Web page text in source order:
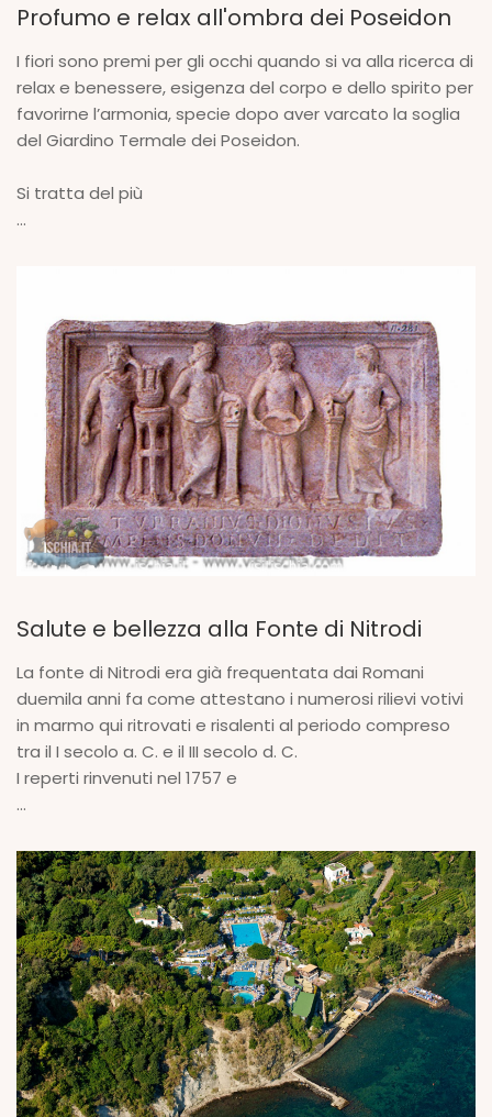
Profumo e relax all'ombra dei Poseidon
I fiori sono premi per gli occhi quando si va alla ricerca di
relax e benessere, esigenza del corpo e dello spirito per
favorirne l’armonia, specie dopo aver varcato la soglia
del Giardino Termale dei Poseidon.
Si tratta del più
...
Salute e bellezza alla Fonte di Nitrodi
La fonte di Nitrodi era già frequentata dai Romani
duemila anni fa come attestano i numerosi rilievi votivi
in marmo qui ritrovati e risalenti al periodo compreso
tra il I secolo a. C. e il III secolo d. C.
I reperti rinvenuti nel 1757 e
...